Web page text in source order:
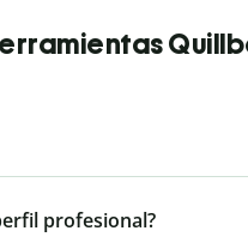
profesional?